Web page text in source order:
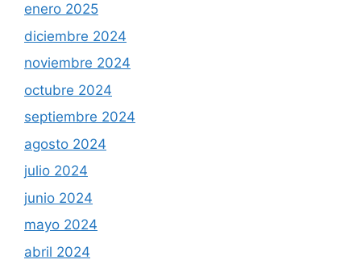
enero 2025
diciembre 2024
noviembre 2024
octubre 2024
septiembre 2024
agosto 2024
julio 2024
junio 2024
mayo 2024
abril 2024